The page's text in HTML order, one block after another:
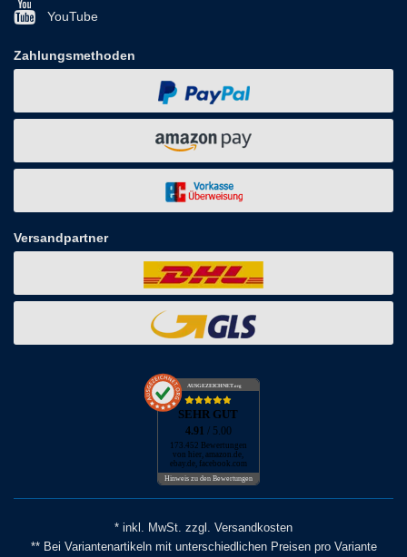
YouTube
Zahlungsmethoden
Versandpartner
AUSGEZEICHNET.org
SEHR GUT
4.91 / 5.00
173.452 Bewertungen
von hier, amazon.de,
ebay.de, facebook.com
Hinweis zu den Bewertungen
* inkl. MwSt. zzgl. Versandkosten
** Bei Variantenartikeln mit unterschiedlichen Preisen pro Variante